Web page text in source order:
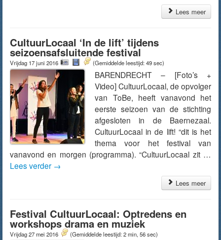
Lees meer
CultuurLocaal ‘In de lift’ tijdens
seizoensafsluitende festival
Vrijdag 17 juni 2016 (Gemiddelde leestijd: 49 sec)
BARENDRECHT – [Foto’s +
Video] CultuurLocaal, de opvolger
van ToBe, heeft vanavond het
eerste seizoen van de stichting
afgesloten in de Baernezaal.
CultuurLocaal in de lift! “dit is het
thema voor het festival van
vanavond en morgen (programma). “CultuurLocaal zit …
Lees verder →
Lees meer
Festival CultuurLocaal: Optredens en
workshops drama en muziek
Vrijdag 27 mei 2016 (Gemiddelde leestijd: 2 min, 56 sec)